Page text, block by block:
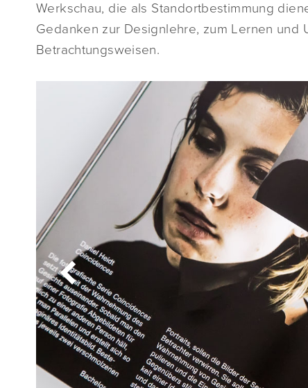
Werkschau, die als Standortbestimmung
Gedanken zur Designlehre, zum Lernen
Betrachtungsweisen.